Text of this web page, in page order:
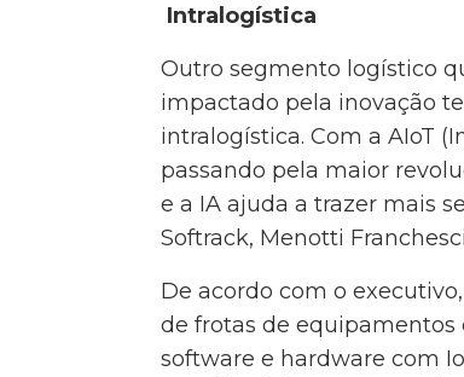
Intralogística
Outro segmento logístico
impactado pela inovação
intralogística. Com a AIoT
passando pela maior
e a IA ajuda a trazer mais
Softrack, Menotti
De acordo com o
de frotas de
software e hardware com